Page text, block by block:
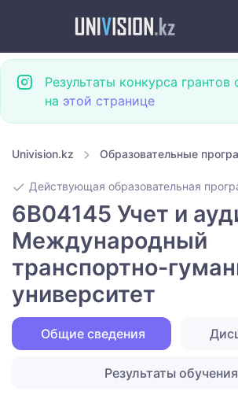
Результаты конкурса грантов
на этой странице
Univision.kz Образовательные
Действующая образовательная
6B04145 Учет и
Международный
транспортно-
университет
Общие сведения
Результаты обучения